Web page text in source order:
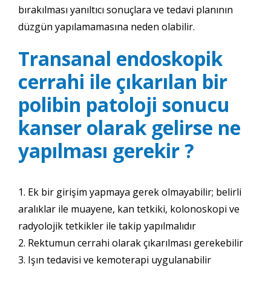
bırakılması yanıltıcı sonuçlara ve tedavi planının
düzgün yapılamamasına neden olabilir.
Transanal endoskopik
cerrahi ile çıkarılan bir
polibin patoloji sonucu
kanser olarak gelirse ne
yapılması gerekir ?
1. Ek bir girişim yapmaya gerek olmayabilir; belirli
aralıklar ile muayene, kan tetkiki, kolonoskopi ve
radyolojik tetkikler ile takip yapılmalıdır
2. Rektumun cerrahi olarak çıkarılması gerekebilir
3. Işın tedavisi ve kemoterapi uygulanabilir